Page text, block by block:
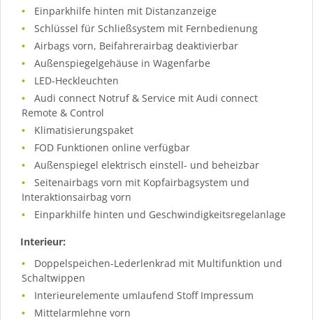
Einparkhilfe hinten mit Distanzanzeige
Schlüssel für Schließsystem mit Fernbedienung
Airbags vorn, Beifahrerairbag deaktivierbar
Außenspiegelgehäuse in Wagenfarbe
LED-Heckleuchten
Audi connect Notruf & Service mit Audi connect
Remote & Control
Klimatisierungspaket
FOD Funktionen online verfügbar
Außenspiegel elektrisch einstell- und beheizbar
Seitenairbags vorn mit Kopfairbagsystem und
Interaktionsairbag vorn
Einparkhilfe hinten und Geschwindigkeitsregelanlage
Interieur:
Doppelspeichen-Lederlenkrad mit Multifunktion und
Schaltwippen
Interieurelemente umlaufend Stoff Impressum
Mittelarmlehne vorn